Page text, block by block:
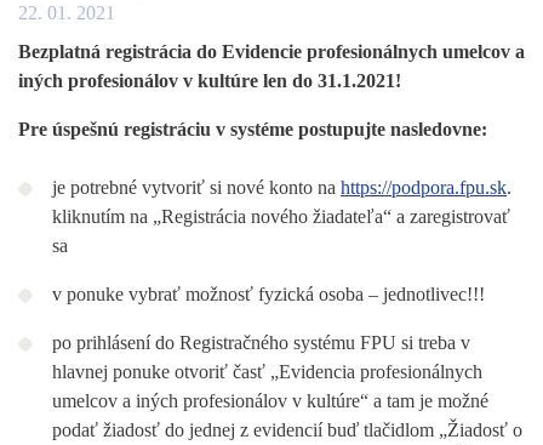
22. 01. 2021
Bezplatná registrácia do Evidencie profesionálnych umelcov a
iných profesionálov v kultúre len do 31.1.2021!
Pre úspešnú registráciu v systéme postupujte nasledovne:
je potrebné vytvoriť si nové konto na https://podpora.fpu.sk.
kliknutím na „Registrácia nového žiadateľa“ a zaregistrovať
sa
v ponuke vybrať možnosť fyzická osoba – jednotlivec!!!
po prihlásení do Registračného systému FPU si treba v
hlavnej ponuke otvoriť časť „Evidencia profesionálnych
umelcov a iných profesionálov v kultúre“ a tam je možné
podať žiadosť do jednej z evidencií buď tlačidlom „Žiadosť o